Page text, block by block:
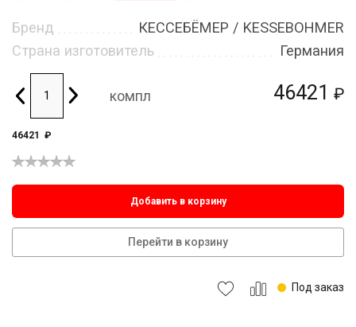
46421 ₽
Бренд
КЕССЕБЁМЕР / KESSEBOHMER
Страна изготовитель
Германия
компл
46421 ₽
Добавить в корзину
Перейти в корзину
Под заказ